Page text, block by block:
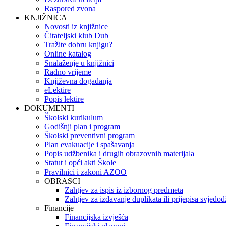
Raspored zvona
KNJIŽNICA
Novosti iz knjižnice
Čitateljski klub Dub
Tražite dobru knjigu?
Online katalog
Snalaženje u knjižnici
Radno vrijeme
Književna događanja
eLektire
Popis lektire
DOKUMENTI
Školski kurikulum
Godišnji plan i program
Školski preventivni program
Plan evakuacije i spašavanja
Popis udžbenika i drugih obrazovnih materijala
Statut i opći akti Škole
Pravilnici i zakoni AZOO
OBRASCI
Zahtjev za ispis iz izbornog predmeta
Zahtjev za izdavanje duplikata ili prijepisa
Financije
Financijska izvješća